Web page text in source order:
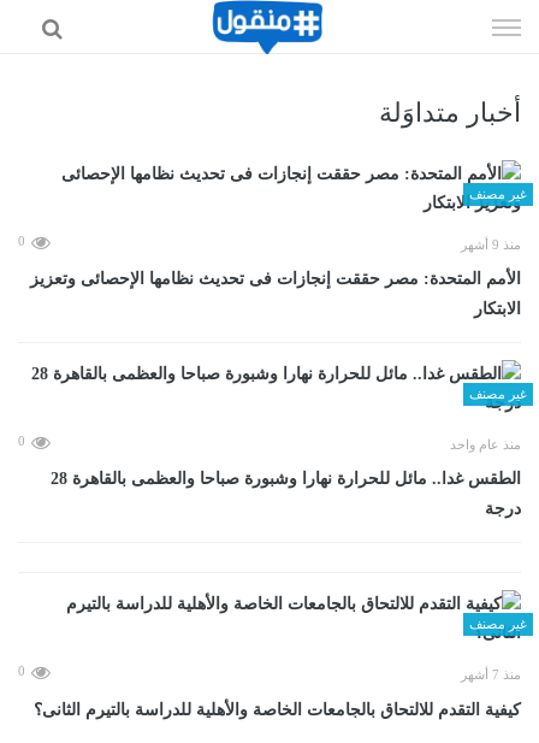
الى
أخبار متداوَلة
غير مصنف
منذ 9 أشهر 0
الأمم المتحدة: مصر حققت إنجازات فى تحديث نظامها الإحصائى وتعزيز
الابتكار
غير مصنف
منذ عام واحد 0
الطقس غدا.. مائل للحرارة نهارا وشبورة صباحا والعظمى بالقاهرة 28
درجة
غير مصنف
منذ 7 أشهر 0
كيفية التقدم للالتحاق بالجامعات الخاصة والأهلية للدراسة بالتيرم الثانى؟